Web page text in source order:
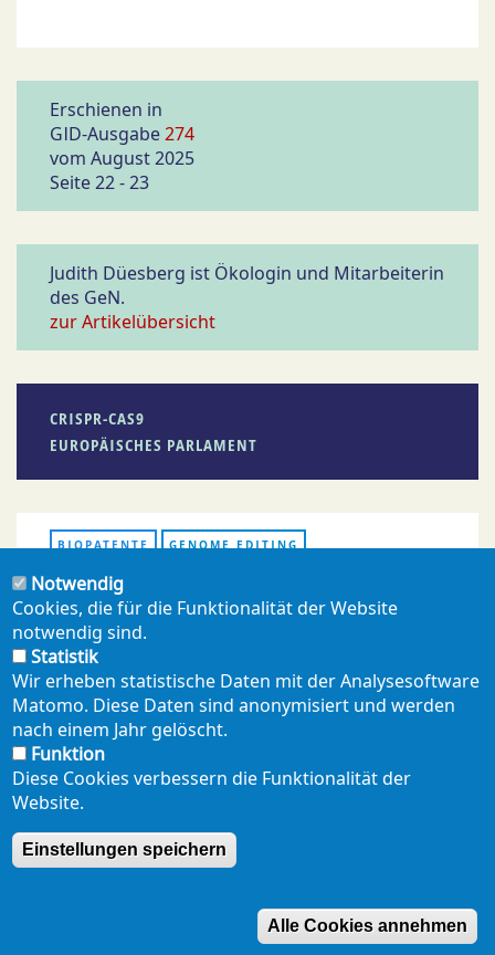
Erschienen in
GID-Ausgabe274
vom August 2025
Seite 22 - 23
Judith Düesberg ist Ökologin und Mitarbeiterin
des GeN.
zur Artikelübersicht
CRISPR-CAS9
EUROPÄISCHES PARLAMENT
BIOPATENTE GENOME EDITING
PDF ERZEUGEN
teilen mail
Footer
mobil
NEWSLETTER PRESSE
Notwendig
Cookies, die für die Funktionalität der Website
notwendig sind.
Statistik
Wir erheben statistische Daten mit der Analysesoftware
Matomo. Diese Daten sind anonymisiert und werden
nach einem Jahr gelöscht.
Funktion
Diese Cookies verbessern die Funktionalität der
Website.
Einstellungen speichern
Alle Cookies annehmen